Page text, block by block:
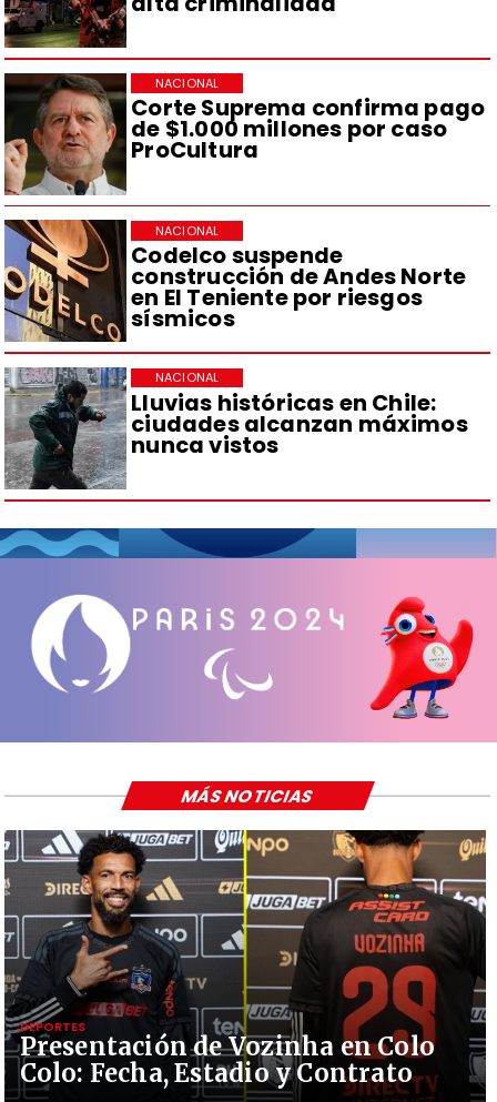
Corte Suprema confirma pago
de $1.000 millones por caso
ProCultura
NACIONAL
Codelco suspende
construcción de Andes Norte
en El Teniente por riesgos
sísmicos
NACIONAL
Lluvias históricas en Chile:
ciudades alcanzan máximos
nunca vistos
NACIONAL
Presentación de Vozinha en Colo
Colo: Fecha, Estadio y Contrato
DEPORTES
MÁS NOTICIAS